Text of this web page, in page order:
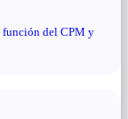
función del CPM y